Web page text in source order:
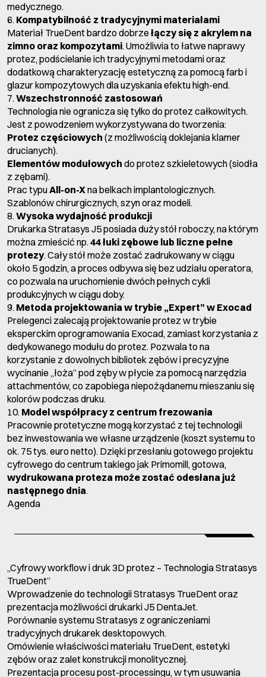
medycznego.
6. Kompatybilność z tradycyjnymi materiałami
Materiał TrueDent bardzo dobrze łączy się z akrylem na
zimno oraz kompozytami. Umożliwia to łatwe naprawy
protez, podścielanie ich tradycyjnymi metodami oraz
dodatkową charakteryzację estetyczną za pomocą farb i
glazur kompozytowych dla uzyskania efektu high-end.
7.Wszechstronność zastosowań
Technologia nie ogranicza się tylko do protez całkowitych.
Jest z powodzeniem wykorzystywana do tworzenia:
Protez częściowych (z możliwością doklejania klamer
drucianych).
Elementów modułowych do protez szkieletowych (siodła
z zębami).
Prac typuAll-on-Xna belkach implantologicznych.
Szablonów chirurgicznych, szyn oraz modeli.
8.Wysoka wydajność produkcji
DrukarkaStratasys J5posiada duży stół roboczy, na którym
można zmieścić np.44 łuki zębowe lub liczne pełne
protezy. Cały stół może zostać zadrukowany w ciągu
około 5 godzin, a proces odbywa się bez udziału operatora,
co pozwala na uruchomienie dwóch pełnych cykli
produkcyjnych w ciągu doby.
9. Metoda projektowania w trybie „Expert” w Exocad
Prelegenci zalecają projektowanie protez w trybie
eksperckim oprogramowania Exocad, zamiast korzystania z
dedykowanego modułu do protez. Pozwala to na
korzystanie z dowolnych bibliotek zębów i precyzyjne
wycinanie „łoża” pod zęby w płycie za pomocą narzędzia
attachmentów, co zapobiega niepożądanemu mieszaniu się
kolorów podczas druku.
10. Model współpracy z centrum frezowania
Pracownie protetyczne mogą korzystać z tej technologii
bez inwestowania we własne urządzenie (koszt systemu to
ok. 75 tys. euro netto). Dzięki przesłaniu gotowego projektu
cyfrowego do centrum takiego jak Primomill, gotowa,
wydrukowana proteza może zostać odesłana już
następnego dnia.
Agenda
„Cyfrowy workflow i druk 3D protez – Technologia Stratasys
TrueDent”
Wprowadzenie do technologii Stratasys TrueDent oraz
prezentacja możliwości drukarki J5 DentaJet.
Porównanie systemu Stratasys z ograniczeniami
tradycyjnych drukarek desktopowych.
Omówienie właściwości materiału TrueDent, estetyki
zębów oraz zalet konstrukcji monolitycznej.
Prezentacja procesu post-processingu, w tym usuwania